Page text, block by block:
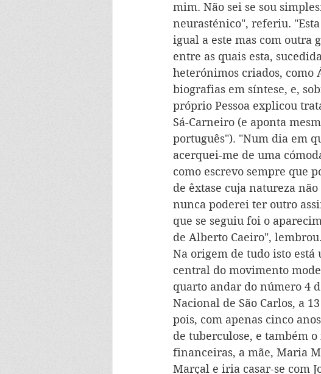
mim. Não sei se sou
neurasténico", referiu.
igual a este mas com outra
entre as quais esta,
heterónimos criados, como
biografias em síntese, e,
próprio Pessoa explicou
Sá-Carneiro (e aponta
português"). "Num dia em
acerquei-me de uma
como escrevo sempre que
de êxtase cuja natureza
nunca poderei ter outro
que se seguiu foi o
de Alberto Caeiro", lembrou.
Na origem de tudo isto
central do movimento
quarto andar do número 4
Nacional de São Carlos, a
pois, com apenas cinco
de tuberculose, e também
financeiras, a mãe, Maria
Marçal e iria casar-se com